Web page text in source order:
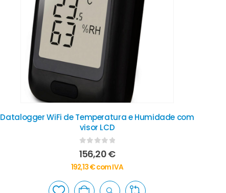
Datalogger WiFi de Temperatura e Humidade com
visor LCD
0out of 5
156,20€
192,13€com IVA